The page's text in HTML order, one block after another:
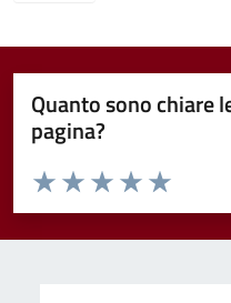
Quanto sono chiare
pagina?
Valuta da 1 a 5 stelle la pagina
Valuta 5
Valuta 4 stelle
Valuta 3 stelle su 5
Valuta 2 stelle su 5
Valuta 1 stelle su 5